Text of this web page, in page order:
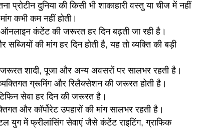
प्रोटीन दुनिया की किसी भी शाकाहारी वस्तु या चीज में नहीं
कभी कम नहीं होती।
ऑनलाइन कंटेंट की जरूरत हर दिन बढ़ती जा रही है।
की मांग हर दिन होती है, यह तो व्यक्ति की बड़ी
शादी, पूजा और अन्य अवसरों पर सालभर रहती है।
ग्रूमिंग और रिलैक्सेशन की जरूरत होती है।
सेवा हर दिन की जरूरत है।
और कॉर्पोरेट उपहारों की मांग सालभर रहती है।
युग में फ्रीलांसिंग सेवाएं जैसे कंटेंट राइटिंग, ग्राफिक